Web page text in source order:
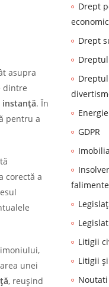
asupra
dintre
instanță. În
pentru a
corectă a
unei
, reușind
Drept
Drept
GDPR
falimente
Litigii
Litigii